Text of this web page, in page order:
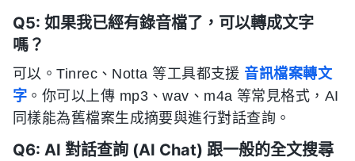
Q5: 如果我已經有錄音檔了，可以轉成文字
嗎？
可以。Tinrec、Notta 等工具都支援 音訊檔案轉文
字 。你可以上傳 mp3、wav、m4a 等常見格式，AI
同樣能為舊檔案生成摘要與進行對話查詢。
Q6: AI 對話查詢 (AI Chat) 跟一般的全文搜尋